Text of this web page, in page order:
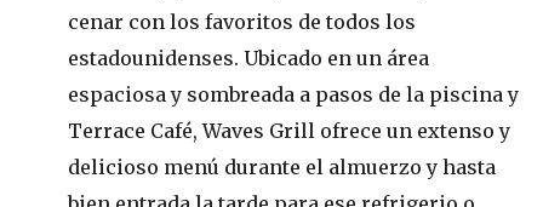
cenar con los favoritos de todos los
estadounidenses. Ubicado en un área
espaciosa y sombreada a pasos de la piscina y
Terrace Café, Waves Grill ofrece un extenso y
delicioso menú durante el almuerzo y hasta